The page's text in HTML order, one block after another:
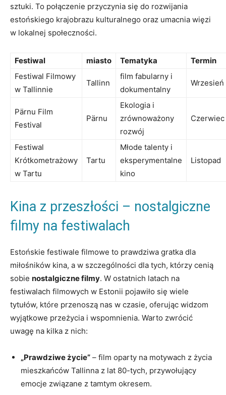
sztuki. ‍To połączenie przyczynia się do rozwijania
estońskiego krajobrazu⁣ kulturalnego oraz umacnia więzi
⁢w lokalnej społeczności.
Festiwal miasto Tematyka
Termin
Festiwal Filmowy
w Tallinnie
Tallinn
film⁣ fabularny ‌i
dokumentalny
Wrzesień
Pärnu Film
⁤Festival
Pärnu
Ekologia i
zrównoważony
rozwój
Czerwiec
Festiwal
Krótkometrażowy
w Tartu
Tartu
Młode ⁤talenty ​i
eksperymentalne
kino
Listopad
Kina z przeszłości ⁢– nostalgiczne
filmy na festiwalach
Estońskie‍ festiwale filmowe to‌ prawdziwa gratka dla
miłośników kina, a w szczególności dla ⁢tych, którzy cenią
sobie nostalgiczne filmy. ​W ostatnich latach na
⁢festiwalach filmowych⁤ w Estonii pojawiło ‍się wiele
tytułów, które‍ przenoszą nas w czasie,​ oferując widzom
wyjątkowe przeżycia i wspomnienia. Warto zwrócić​
uwagę na kilka ‌z nich:
„Prawdziwe życie” – film ‍oparty na motywach z życia
mieszkańców Tallinna ⁢z lat 80-tych, ‌przywołujący
emocje ⁢związane z tamtym okresem.